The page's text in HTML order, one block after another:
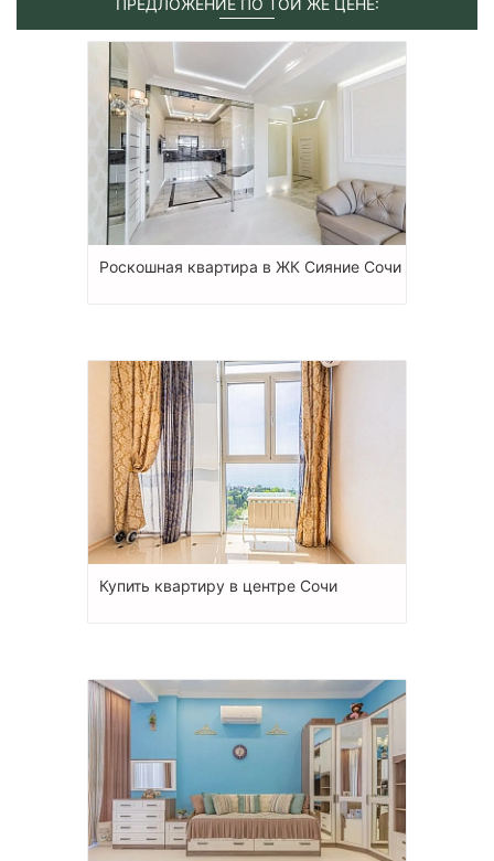
Роскошная квартира в ЖК Сияние Сочи
Купить квартиру в центре Сочи